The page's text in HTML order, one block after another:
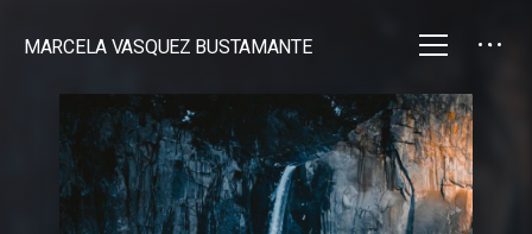
MARCELA VASQUEZ BUSTAMANTE